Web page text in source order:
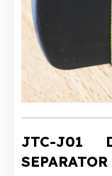
JTC-J01
SEPARATOR